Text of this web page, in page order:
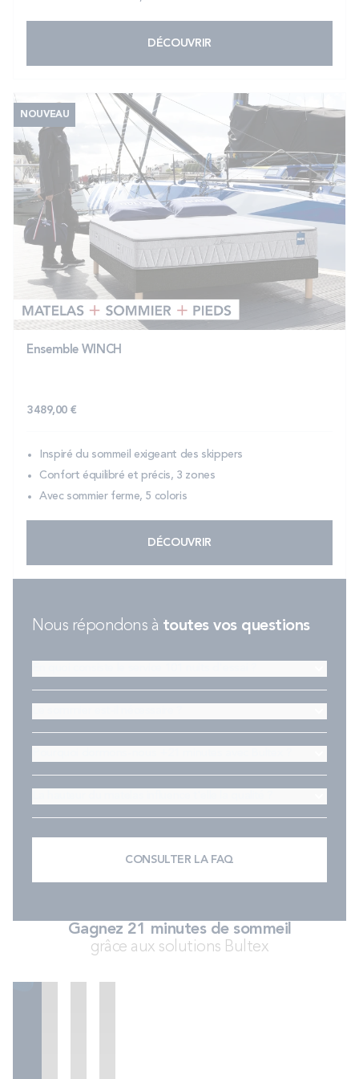
DÉCOUVRIR
NOUVEAU
Ensemble WINCH
3 489,00 €
Inspiré du sommeil exigeant des skippers
Confort équilibré et précis, 3 zones
Avec sommier ferme, 5 coloris
DÉCOUVRIR
Nous répondons à toutes vos questions
CONSULTER LA FAQ
Gagnez 21 minutes de sommeil
grâce aux solutions Bultex